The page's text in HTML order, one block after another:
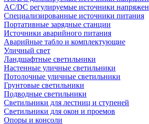
AC/DC регулируемые источники
Специализированные источники питания
Портативные зарядные станции
Источники аварийного питания
Аварийные табло и комплектующие
Уличный свет
Ландшафтные светильники
Настенные уличные светильники
Потолочные уличные светильники
Грунтовые светильники
Подводные светильники
Светильники для лестниц и ступеней
Светильники для окон и проемов
Опоры и консоли